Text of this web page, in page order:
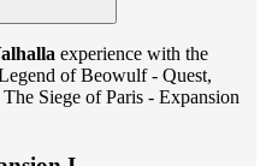
experience with the
of Beowulf - Quest,
Siege of Paris - Expansion